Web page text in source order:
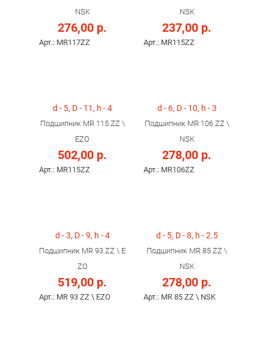
NSK
276,00 р.
Арт.: MR117ZZ
NSK
237,00 р.
Арт.: MR115ZZ
d - 5, D - 11, h - 4
Подшипник MR 115 ZZ \
EZO
502,00 р.
Арт.: MR115ZZ
d - 6, D - 10, h - 3
Подшипник MR 106 ZZ \
NSK
278,00 р.
Арт.: MR106ZZ
d - 3, D - 9, h - 4
Подшипник MR 93 ZZ \ E
ZO
519,00 р.
Арт.: MR 93 ZZ \ EZO
d - 5, D - 8, h - 2.5
Подшипник MR 85 ZZ \
NSK
278,00 р.
Арт.: MR 85 ZZ \ NSK